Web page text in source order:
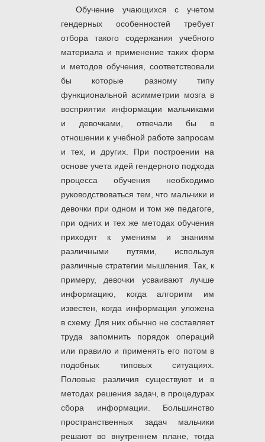
Обучение учающихся с учетом
гендерных особенностей требует
отбора такого содержания учебного
материала и применение таких форм
и методов обучения, соответствовали
бы которые разному типу
функциональной асимметрии мозга в
восприятии информации мальчиками
и девочками, отвечали бы в
отношении к учебной работе запросам
и тех, и других. При построении на
основе учета идей гендерного подхода
процесса обучения необходимо
руководствоваться тем, что мальчики и
девочки при одном и том же педагоге,
при одних и тех же методах обучения
приходят к умениям и знаниям
различными путями, используя
различные стратегии мышления. Так, к
примеру, девочки усваивают лучше
информацию, когда алгоритм им
известен, когда информация уложена
в схему. Для них обычно не составляет
труда запомнить порядок операций
или правило и применять его потом в
подобных типовых ситуациях.
Половые различия существуют и в
методах решения задач, в процедурах
сбора информации. Большинство
пространственных задач мальчики
решают во внутреннем плане, тогда